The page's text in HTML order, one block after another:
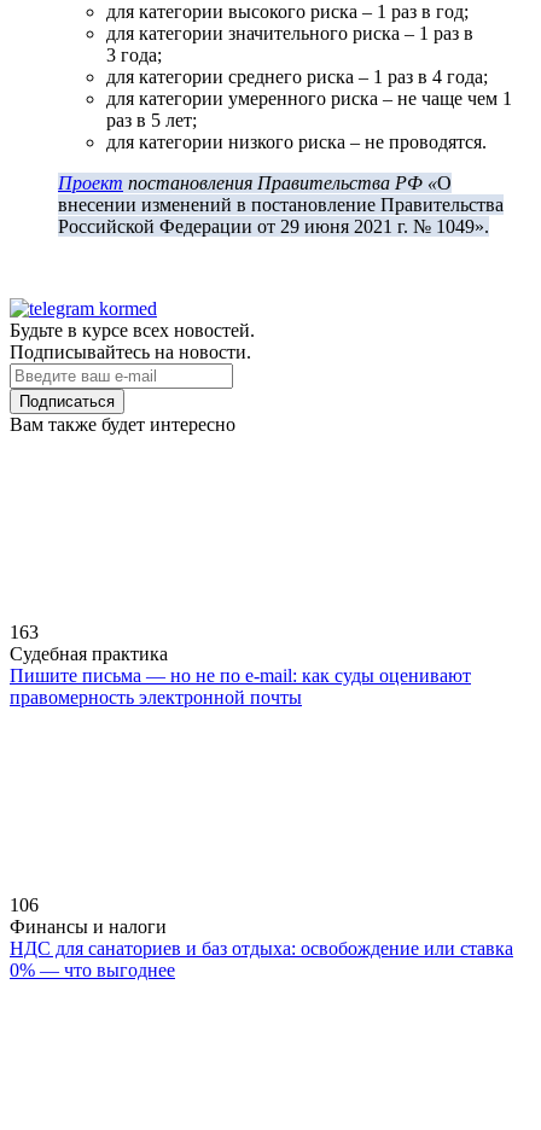
для категории высокого риска – 1 раз в год;
для категории значительного риска – 1 раз в
3 года;
для категории среднего риска – 1 раз в 4 года;
для категории умеренного риска – не чаще чем 1
раз в 5 лет;
для категории низкого риска – не проводятся.
Проект постановления Правительства РФ «О
внесении изменений в постановление Правительства
Российской Федерации от 29 июня 2021 г. № 1049».
Будьте в курсе всех новостей.
Подписывайтесь на новости.
Подписаться
Вам также будет интересно
163
Судебная практика
Пишите письма — но не по e-mail: как суды оценивают
правомерность электронной почты
106
Финансы и налоги
НДС для санаториев и баз отдыха: освобождение или ставка
0% — что выгоднее